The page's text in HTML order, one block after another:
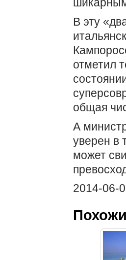
В эту
отметил
общая
А
уверен в
может
2014-06-